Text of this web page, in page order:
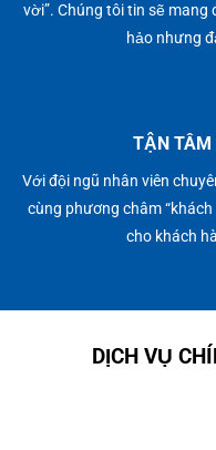
vời”. Chúng tôi tin sẽ
hảo nhưng
TẬN TÂM
Với đội ngũ nhân viên
cùng phương châm
cho khách
DỊCH VỤ